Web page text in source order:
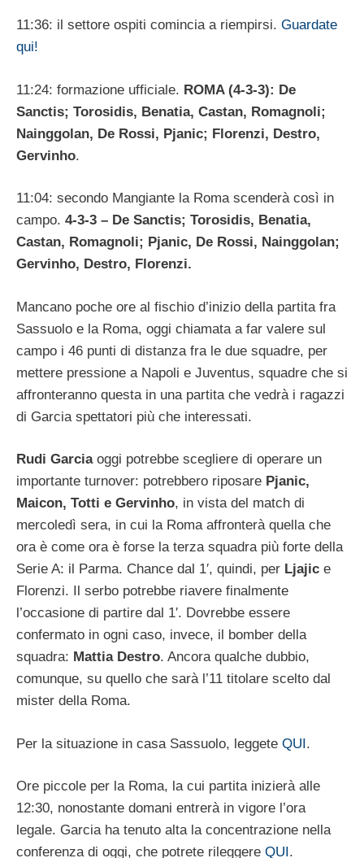
11:36: il settore ospiti comincia a riempirsi. Guardate
qui!
11:24: formazione ufficiale. ROMA (4-3-3): De
Sanctis; Torosidis, Benatia, Castan, Romagnoli;
Nainggolan, De Rossi, Pjanic; Florenzi, Destro,
Gervinho.
11:04: secondo Mangiante la Roma scenderà così in
campo. 4-3-3 – De Sanctis; Torosidis, Benatia,
Castan, Romagnoli; Pjanic, De Rossi, Nainggolan;
Gervinho, Destro, Florenzi.
Mancano poche ore al fischio d’inizio della partita fra
Sassuolo e la Roma, oggi chiamata a far valere sul
campo i 46 punti di distanza fra le due squadre, per
mettere pressione a Napoli e Juventus, squadre che si
affronteranno questa in una partita che vedrà i ragazzi
di Garcia spettatori più che interessati.
Rudi Garciaoggi potrebbe scegliere di operare un
importante turnover: potrebbero riposare Pjanic,
Maicon, Totti e Gervinho, in vista del match di
mercoledì sera, in cui la Roma affronterà quella che
ora è come ora è forse la terza squadra più forte della
Serie A: il Parma. Chance dal 1′, quindi, per Ljajic e
Florenzi. Il serbo potrebbe riavere finalmente
l’occasione di partire dal 1′. Dovrebbe essere
confermato in ogni caso, invece, il bomber della
squadra: Mattia Destro. Ancora qualche dubbio,
comunque, su quello che sarà l’11 titolare scelto dal
mister della Roma.
Per la situazione in casa Sassuolo, leggete QUI.
Ore piccole per la Roma, la cui partita inizierà alle
12:30, nonostante domani entrerà in vigore l’ora
legale. Garcia ha tenuto alta la concentrazione nella
conferenza di oggi, che potrete rileggere QUI.